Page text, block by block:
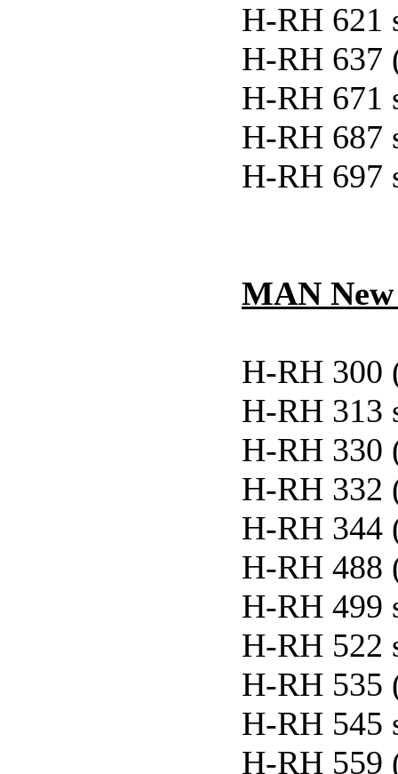
H-RH 621
H-RH 637
H-RH 671
H-RH 687
H-RH 697
MAN
H-RH 300
H-RH 313
H-RH 330
H-RH 332
H-RH 344
H-RH 488
H-RH 499
H-RH 522
H-RH 535
H-RH 545
H-RH 559